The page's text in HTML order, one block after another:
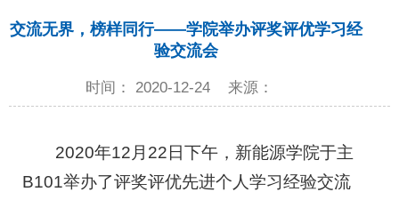
交流无界，榜样同行——学院举办评奖评优学习经
验交流会
时间： 2020-12-24 来源：
2020年12月22日下午，新能源学院于主
B101举办了评奖评优先进个人学习经验交流